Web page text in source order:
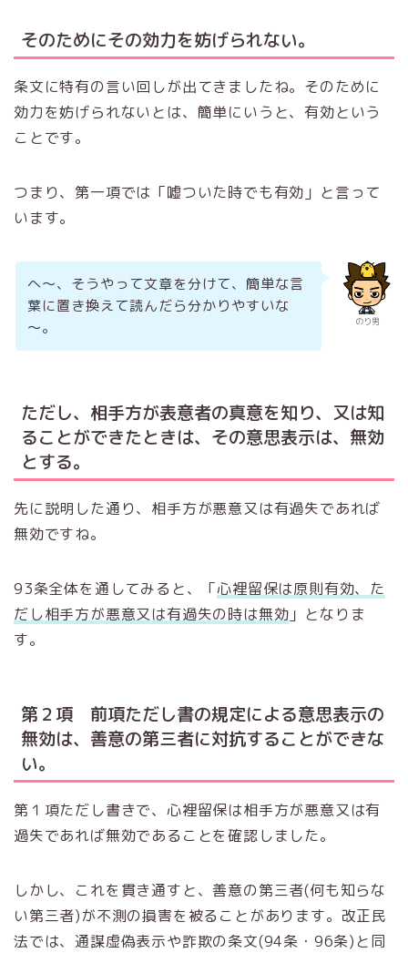
そのためにその効力を妨げられない。
条文に特有の言い回しが出てきましたね。そのために
効力を妨げられないとは、簡単にいうと、有効という
ことです。
つまり、第一項では「嘘ついた時でも有効」と言って
います。
のり男
へ～、そうやって文章を分けて、簡単な言
葉に置き換えて読んだら分かりやすいな
～。
ただし、相手方が表意者の真意を知り、又は知
ることができたときは、その意思表示は、無効
とする。
先に説明した通り、相手方が悪意又は有過失であれば
無効ですね。
93条全体を通してみると、「心裡留保は原則有効、た
だし相手方が悪意又は有過失の時は無効 」となりま
す。
第２項 前項ただし書の規定による意思表示の
無効は、善意の第三者に対抗することができな
い。
第１項ただし書きで、心裡留保は相手方が悪意又は有
過失であれば無効であることを確認しました。
しかし、これを貫き通すと、善意の第三者(何も知らな
い第三者)が不測の損害を被ることがあります。改正民
法では、通謀虚偽表示や詐欺の条文(94条・96条)と同